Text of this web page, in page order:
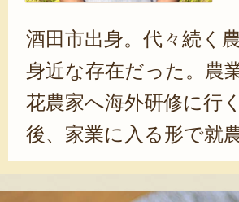
酒田市出身。代々続く
身近な存在だった。農
花農家へ海外研修に行
後、家業に入る形で就
豆の育種に魅了された
豆の味や形を確認し、